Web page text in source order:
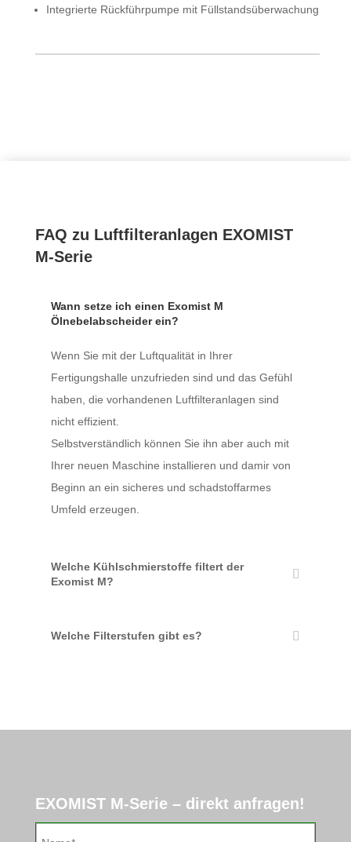
Integrierte Rückführpumpe mit Füllstandsüberwachung
FAQ zu Luftfilteranlagen EXOMIST
M-Serie
Wann setze ich einen Exomist M
Ölnebelabscheider ein?
Wenn Sie mit der Luftqualität in Ihrer
Fertigungshalle unzufrieden sind und das Gefühl
haben, die vorhandenen Luftfilteranlagen sind
nicht effizient.
Selbstverständlich können Sie ihn aber auch mit
Ihrer neuen Maschine installieren und damir von
Beginn an ein sicheres und schadstoffarmes
Umfeld erzeugen.
Welche Kühlschmierstoffe filtert der
Exomist M?
Welche Filterstufen gibt es?
EXOMIST M-Serie – direkt anfragen!